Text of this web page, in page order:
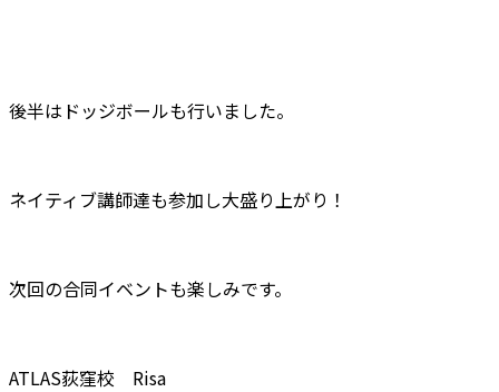
後半はドッジボールも行いました。
ネイティブ講師達も参加し大盛り上がり！
次回の合同イベントも楽しみです。
ATLAS荻窪校 Risa